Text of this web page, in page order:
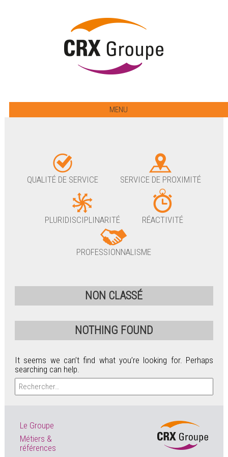
MENU
QUALITÉ DE SERVICE SERVICE DE PROXIMITÉ
PLURIDISCIPLINARITÉ RÉACTIVITÉ
PROFESSIONNALISME
NON CLASSÉ
NOTHING FOUND
It seems we can’t find what you’re looking for. Perhaps
searching can help.
Rechercher :
Le Groupe
Métiers &
références